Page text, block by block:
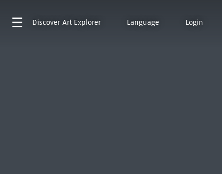
Discover Art Explorer Language Login